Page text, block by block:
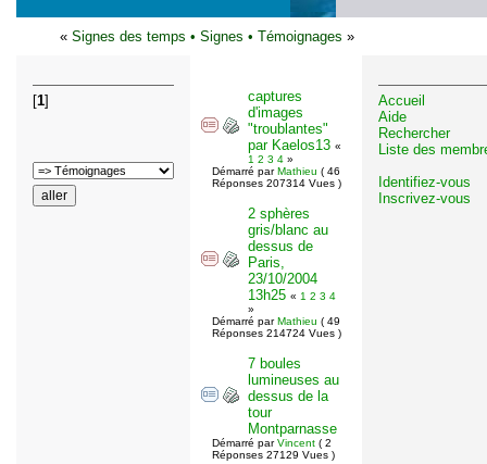
« Signes des temps • Signes • Témoignages »
[1]
captures
d'images
"troublantes"
par Kaelos13 «
1 2 3 4 »
Démarré parMathieu ( 46
Réponses 207314 Vues )
2 sphères
gris/blanc au
dessus de
Paris,
23/10/2004
13h25 « 1 2 3 4
»
Démarré parMathieu ( 49
Réponses 214724 Vues )
7 boules
lumineuses au
dessus de la
tour
Montparnasse
Démarré parVincent ( 2
Réponses 27129 Vues )
Accueil
Aide
Rechercher
Liste des
Identifiez-vous
Inscrivez-vous